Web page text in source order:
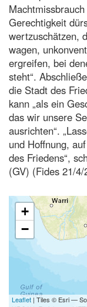
Gerechtigkeit
wertzuschätzen,
wagen,
ergreifen, bei
steht“.
die Stadt des
kann „als ein
das wir unsere
ausrichten“.
und Hoffnung,
des Friedens“,
(GV) (Fides 21/4/
+
−
Leaflet | Tiles © Esri —